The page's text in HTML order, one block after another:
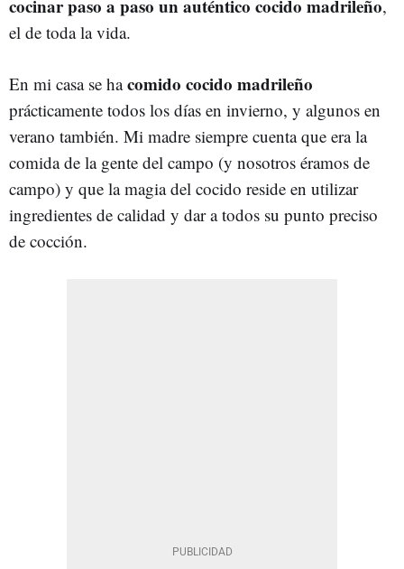
cocinar paso a paso un auténtico cocido madrileño,
el de toda la vida.
En mi casa se hacomido cocido madrileño
prácticamente todos los días en invierno, y algunos en
verano también. Mi madre siempre cuenta que era la
comida de la gente del campo (y nosotros éramos de
campo) y que la magia del cocido reside en utilizar
ingredientes de calidad y dar a todos su punto preciso
de cocción.